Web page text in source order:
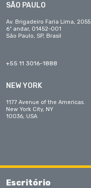
SÃO PAULO
Av. Brigadeiro Faria Lima, 2055
6º andar, 01452-001
São Paulo, SP, Brasil
+55 11 3016-1888
NEW YORK
1177 Avenue of the Americas.
New York City, NY
10036, USA
Escritório